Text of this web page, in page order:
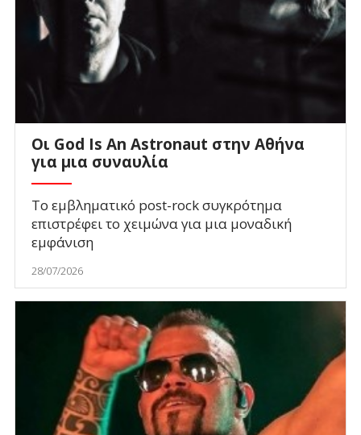
Οι God Is An Astronaut στην Αθήνα
για μια συναυλία
Το εμβληματικό post-rock συγκρότημα
επιστρέφει το χειμώνα για μια μοναδική
εμφάνιση
28/07/2026